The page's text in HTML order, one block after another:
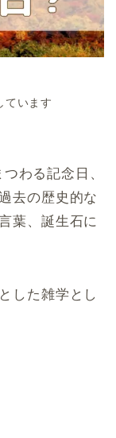
ています
わる記念日、
去の歴史的な
葉、誕生石に
した雑学とし